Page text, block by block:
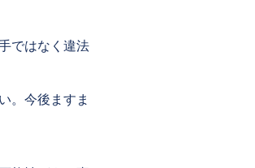
ではなく違法
。今後ますま